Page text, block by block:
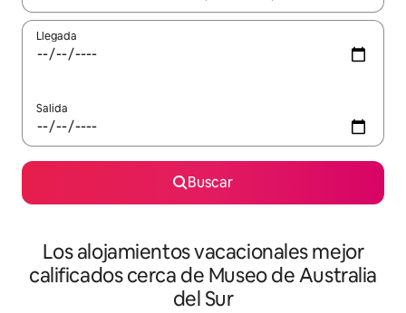
Llegada
Salida
Buscar
Los alojamientos vacacionales mejor
calificados cerca de Museo de Australia
del Sur